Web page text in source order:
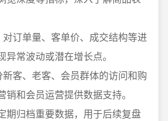
对订单量、客单价、成交结构等进
异常波动或潜在增长点。
新客、老客、会员群体的访问和购
销和会员运营提供数据支持。
期归档重要数据，用于后续复盘